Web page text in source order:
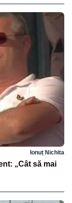
Ionuț Nichita
„Cât să mai